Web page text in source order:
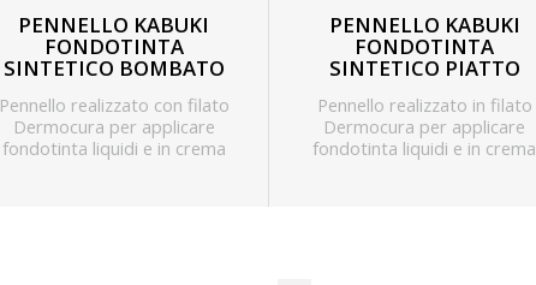
PENNELLO KABUKI
FONDOTINTA
SINTETICO BOMBATO
Pennello realizzato con filato
Dermocura per applicare
fondotinta liquidi e in crema
PENNELLO KABUKI
FONDOTINTA
SINTETICO PIATTO
Pennello realizzato in filato
Dermocura per applicare
fondotinta liquidi e in crema